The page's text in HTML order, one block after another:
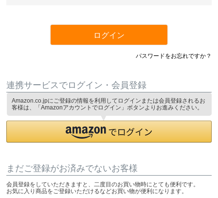
ログイン
パスワードをお忘れですか？
連携サービスでログイン・会員登録
Amazon.co.jpにご登録の情報を利用してログインまたは会員登録されるお
客様は、「Amazonアカウントでログイン」ボタンよりお進みください。
まだご登録がお済みでないお客様
会員登録をしていただきますと、二度目のお買い物時にとても便利です。
お気に入り商品をご登録いただけるなどお買い物が便利になります。